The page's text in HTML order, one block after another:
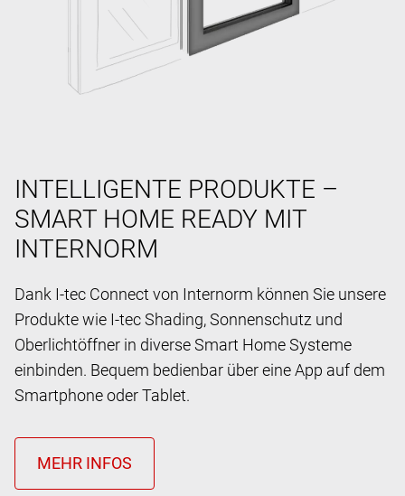
INTELLIGENTE PRODUKTE –
SMART HOME READY MIT
INTERNORM
Dank I-tec Connect von Internorm können Sie unsere
Produkte wie I-tec Shading, Sonnenschutz und
Oberlichtöffner in diverse Smart Home Systeme
einbinden. Bequem bedienbar über eine App auf dem
Smartphone oder Tablet.